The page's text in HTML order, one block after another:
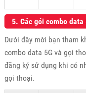
5. Các gói combo
Dưới đây mời bạn tham
combo data 5G và gọi
đăng ký sử dụng khi có
gọi thoại.